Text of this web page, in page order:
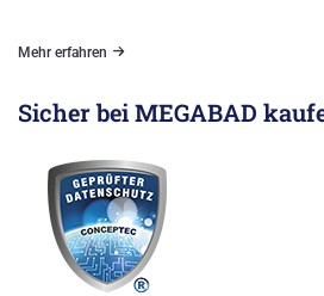
Mehr erfahren
Sicher bei MEGABAD